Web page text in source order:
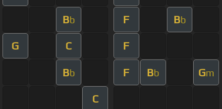
Bb F Bb
G C F
Bb F Bb Gm
C